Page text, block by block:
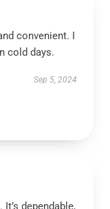
convenient. I
cold days.
Sep 5, 2024
dependable,